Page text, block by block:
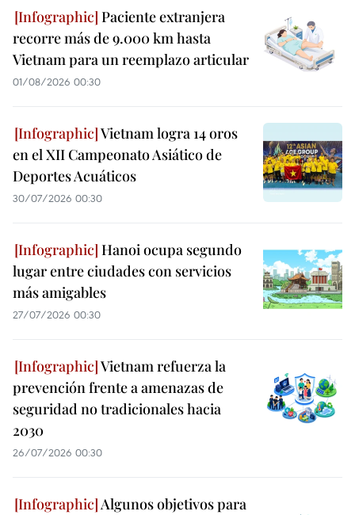
Paciente extranjera
recorre más de 9.000 km hasta
Vietnam para un reemplazo articular
01/08/2026 00:30
Vietnam logra 14 oros
en el XII Campeonato Asiático de
Deportes Acuáticos
30/07/2026 00:30
Hanoi ocupa segundo
lugar entre ciudades con servicios
más amigables
27/07/2026 00:30
Vietnam refuerza la
prevención frente a amenazas de
seguridad no tradicionales hacia
2030
26/07/2026 00:30
Algunos objetivos para